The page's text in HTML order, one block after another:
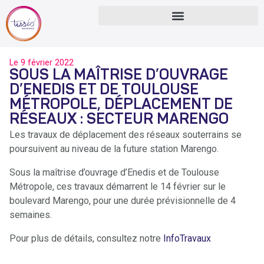
Le 9 février 2022
SOUS LA MAÎTRISE D’OUVRAGE
D’ENEDIS ET DE TOULOUSE
MÉTROPOLE, DÉPLACEMENT DE
RÉSEAUX : SECTEUR MARENGO
Les travaux de déplacement des réseaux souterrains se
poursuivent au niveau de la future station Marengo.
Sous la maîtrise d’ouvrage d’Enedis et de Toulouse
Métropole, ces travaux démarrent le 14 février sur le
boulevard Marengo, pour une durée prévisionnelle de 4
semaines.
Pour plus de détails, consultez notre InfoTravaux